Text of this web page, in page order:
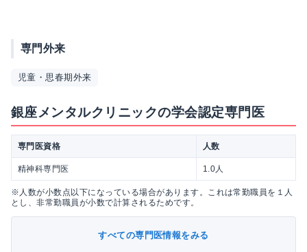
専門外来
児童・思春期外来
銀座メンタルクリニックの学会認定専門医
専門医資格 人数
精神科専門医 1.0人
※人数が小数点以下になっている場合があります。これは常勤職員を１人
とし、非常勤職員が小数で計算されるためです。
すべての専門医情報をみる